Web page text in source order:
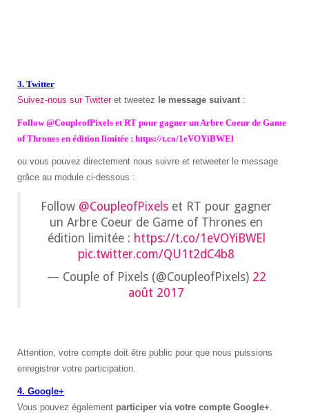
3. Twitter
Suivez-nous sur Twitteret tweetez le message suivant :
Follow @CoupleofPixels et RT pour gagner un Arbre Coeur de Game
of Thrones en édition limitée : https://t.co/1eVOYiBWEl
ou vous pouvez directement nous suivre et retweeter le message
grâce au module ci-dessous :
Follow @CoupleofPixels et RT pour gagner
un Arbre Coeur de Game of Thrones en
édition limitée : https://t.co/1eVOYiBWEl
pic.twitter.com/QU1t2dC4b8
— Couple of Pixels (@CoupleofPixels) 22
août 2017
Attention, votre compte doit être public pour que nous puissions
enregistrer votre participation.
4. Google+
Vous pouvez également participer via votre compte Google+